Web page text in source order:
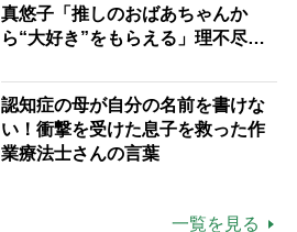
真悠子「推しのおばあちゃんか
ら“大好き”をもらえる」理不尽さ
場は「愛おしい」
認知症の母が自分の名前を書けな
い！衝撃を受けた息子を救った作
業療法士さんの言葉
一覧を見る